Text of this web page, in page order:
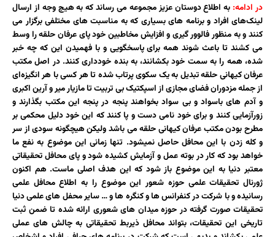
در ادامه: به اطلاع دوستان عزیز مجموعه می رساند که به هیچ وجه از ارسال
لینک‌های افراد و برنامه های بسیاری که به مناسبت های مختلفی برگزار می
کنند و به منظور فالوور گیری و افزایش مخاطبین خود پای عرفان حلقه را وسط
می کشند تا باعث شوند همه برای پاسخگویی و با فهمیدن این که چه خبر
شده، همه را به سمت خود بکشانند، به بنده خودداری کنند. در اصل مکتب
عرفان کیهانی حلقه تبدیل به یک سکوی پرتاب شده تا هر کسی با هر انگیزه‌ای
از جمله مزدوران فضای مجازی از اسپکتیک بی تربیت تا مازیار میر و آرین اکبری
و آدم های باسواد و بی سواد بخواهند پنجه در پنجه این مکتب بگذارند و
زورآزمایی کنند و برای خود نامی دست و پا کنند که این خود دلیل محکمی بر
مطرح بودن مکتب عرفان کیهانی حلقه می باشد ولیکن هیچگونه سودی از سر
و کله زدن با این محافل حاصل نمیشود. تنها زمانی این موضوع به نفع ما
خواهد بود که کار در بوته عمل و آزمایش کشیده شود و پای محافل تحقیقاتی
معتبر دنیا به این موضوع باز شود که این هدف اصلی ماست. هم اکنون
ژورنال تحقیقات علمی حوزه شعور این موضوع را به اطلاع محافل علمی
رسانیده و با شرکت در کنفرانس ها و کنگره ها و … سایر محفل های علمی دنیا
تحقیقات صورت گرفته در حوزه میدان های شعوری ارائه شده تا ضمن ثبت
تاریخی این تحقیقات، بتواند محافل ذیربط تحقیقاتی به چالش های عملی